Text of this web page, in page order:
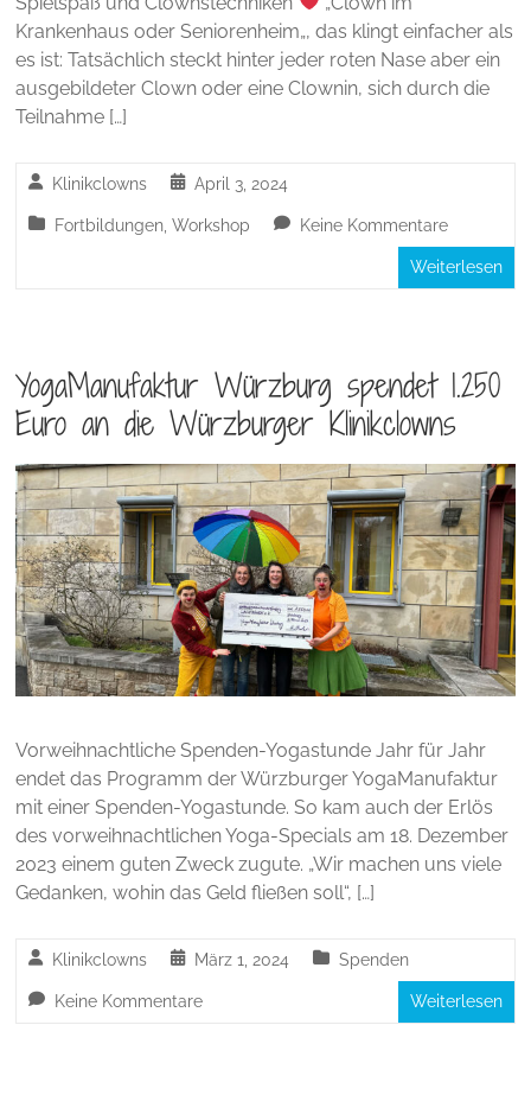
Krankenhaus oder Seniorenheim„, das klingt einfacher als
es ist: Tatsächlich steckt hinter jeder roten Nase aber ein
ausgebildeter Clown oder eine Clownin, sich durch die
Teilnahme […]
Klinikclowns April 3, 2024
Fortbildungen ,Workshop Keine Kommentare
Weiterlesen
YogaManufaktur Würzburg spendet 1.250
Euro an die Würzburger Klinikclowns
Vorweihnachtliche Spenden-Yogastunde Jahr für Jahr
endet das Programm der Würzburger YogaManufaktur
mit einer Spenden-Yogastunde. So kam auch der Erlös
des vorweihnachtlichen Yoga-Specials am 18. Dezember
2023 einem guten Zweck zugute. „Wir machen uns viele
Gedanken, wohin das Geld fließen soll“, […]
Klinikclowns März 1, 2024 Spenden
Keine Kommentare Weiterlesen